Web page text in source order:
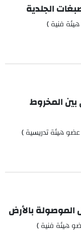
الجلدية
فنية )
المخروط
عضو هيئة تدريسية )
الموصولة بالأرض
هيئة فنية )